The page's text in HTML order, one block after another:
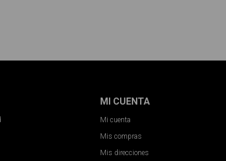
MI CUENTA
Mi cuenta
Mis compras
Mis direcciones